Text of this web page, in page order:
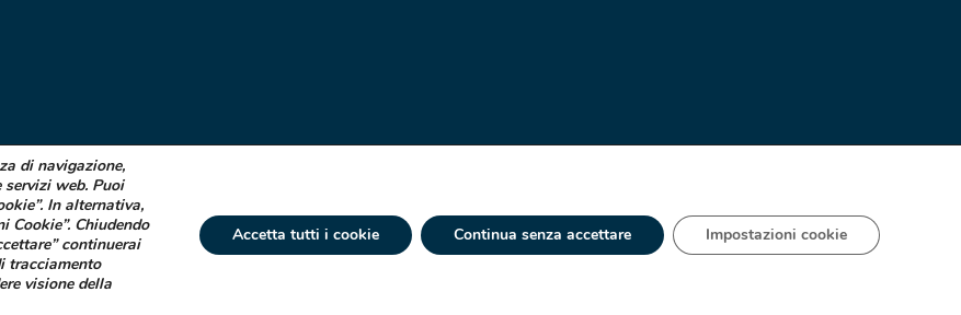
i.v. Socio Unico | R.E.A. (VA) 129020 - C.F. P. IVA e Reg. Impr. (VA) - IT 00334560125 Estero Mecc. (VA) 018393
ad attività di direzione e coordinamento di Industrial Farmacéutical Cantabria S.A. España
di navigazione,
web. Puoi
In alternativa,
Cookie”. Chiudendo
continuerai
tracciamento
visione della
Accetta tutti i cookie Continua senza accettare Impostazioni cookie